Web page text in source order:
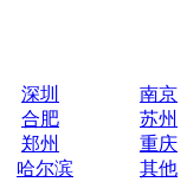
深圳
南京
合肥
苏州
郑州
重庆
哈尔滨
其他